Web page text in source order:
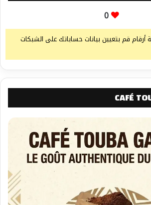
0
أرقام قم بتعيين بيانات حساباتك على الشبكات
CAFÉ